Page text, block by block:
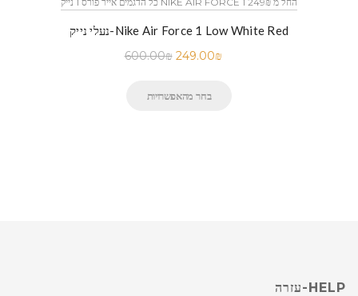
נעלי נייק-Nike Air Force 1 Low White Red
600.00₪ 249.00₪
בחר מהאפשרויות
HELP-עזרה